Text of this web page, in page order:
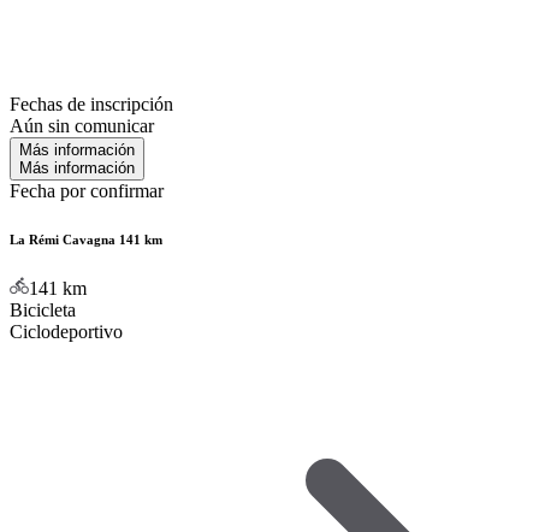
Fechas de inscripción
Aún sin comunicar
Más información
Más información
Fecha por confirmar
La Rémi Cavagna 141 km
141 km
Bicicleta
Ciclodeportivo